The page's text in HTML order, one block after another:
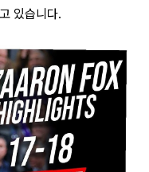
있습니다.